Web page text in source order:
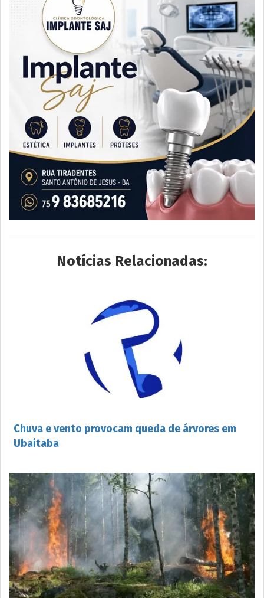
Notícias Relacionadas:
Chuva e vento provocam queda de árvores em
Ubaitaba